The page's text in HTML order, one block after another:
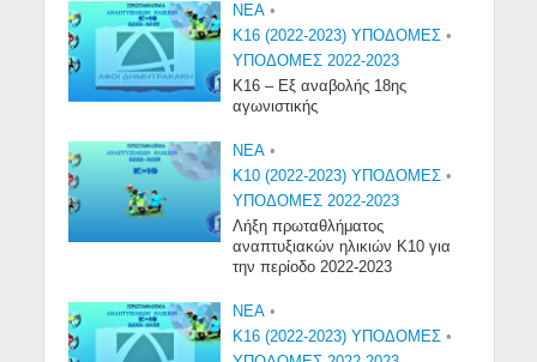
NEA •
Κ16 (2022-2023) ΥΠΟΔΟΜΕΣ •
ΥΠΟΔΟΜΕΣ 2022-2023
Κ16 – Εξ αναβολής 18ης
αγωνιστικής
NEA •
Κ10 (2022-2023) ΥΠΟΔΟΜΕΣ •
ΥΠΟΔΟΜΕΣ 2022-2023
Λήξη πρωταθλήματος
αναπτυξιακών ηλικιών Κ10 για
την περίοδο 2022-2023
NEA •
Κ16 (2022-2023) ΥΠΟΔΟΜΕΣ •